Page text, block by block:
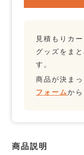
見積もりカ
グッズをま
す。
商品が決ま
フォームか
商品説明